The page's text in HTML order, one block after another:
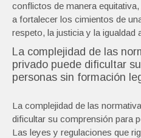
conflictos de manera
a fortalecer los cimientos de
respeto, la justicia y la igualdad
La complejidad de las
privado puede dificultar
personas sin formación
La complejidad de las
dificultar su comprensión para
Las leyes y regulaciones que